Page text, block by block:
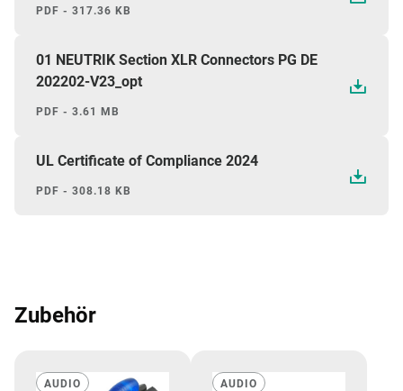
PDF - 317.36 KB
01 NEUTRIK Section XLR Connectors PG DE
202202-V23_opt
PDF - 3.61 MB
UL Certificate of Compliance 2024
PDF - 308.18 KB
Zubehör
AUDIO AUDIO